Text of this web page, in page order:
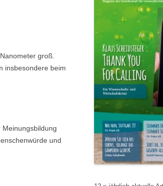
groß.
insbesondere beim
und